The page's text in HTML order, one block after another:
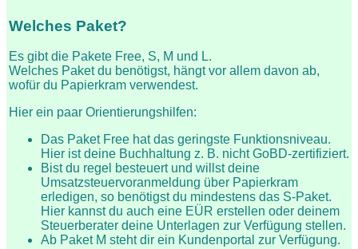
Welches Paket?
Es gibt die Pakete Free, S, M und L.
Welches Paket du benötigst, hängt vor allem davon ab,
wofür du Papierkram verwendest.
Hier ein paar Orientierungshilfen:
Das Paket Free hat das geringste Funktionsniveau.
Hier ist deine Buchhaltung z. B. nicht GoBD-zertifiziert.
Bist du regel besteuert und willst deine
Umsatzsteuervoranmeldung über Papierkram
erledigen, so benötigst du mindestens das S-Paket.
Hier kannst du auch eine EÜR erstellen oder deinem
Steuerberater deine Unterlagen zur Verfügung stellen.
Ab Paket M steht dir ein Kundenportal zur Verfügung.